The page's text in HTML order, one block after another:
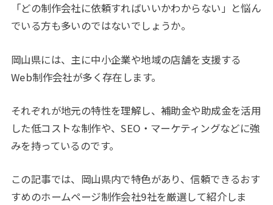
「どの制作会社に依頼すればいいかわからない」と悩ん
でいる方も多いのではないでしょうか。
岡山県には、主に中小企業や地域の店舗を支援する
Web制作会社が多く存在します。
それぞれが地元の特性を理解し、補助金や助成金を活用
した低コストな制作や、SEO・マーケティングなどに強
みを持っているのです。
この記事では、岡山県内で特色があり、信頼できるおす
すめのホームページ制作会社9社を厳選して紹介しま